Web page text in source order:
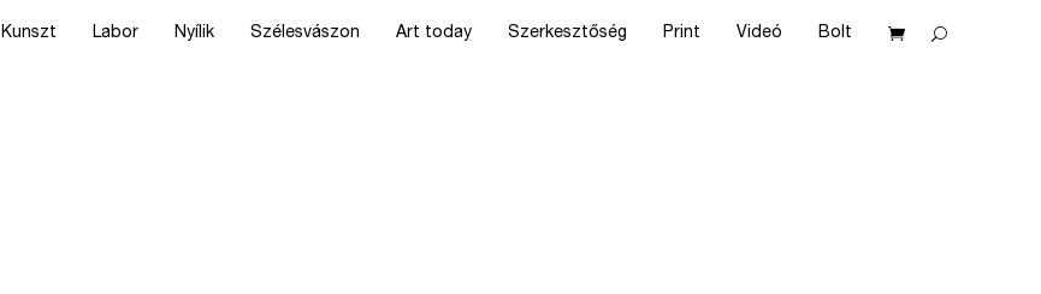
Kunszt Labor Nyílik Szélesvászon Art today Szerkesztőség Print Videó Bolt